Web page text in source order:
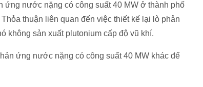
ứng nước nặng có công suất 40 MW ở thành phố
thuận liên quan đến việc thiết kế lại lò phản
không sản xuất plutonium cấp độ vũ khí.
ứng nước nặng có công suất 40 MW khác để